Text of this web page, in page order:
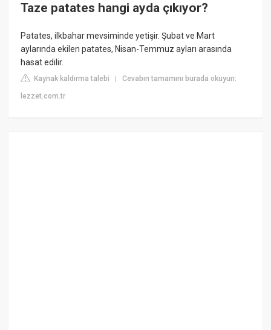
Taze patates hangi ayda çıkıyor?
Patates, ilkbahar mevsiminde yetişir. Şubat ve Mart
aylarında ekilen patates, Nisan-Temmuz ayları arasında
hasat edilir.
Kaynak kaldırma talebi |Cevabın tamamını burada okuyun:
lezzet.com.tr